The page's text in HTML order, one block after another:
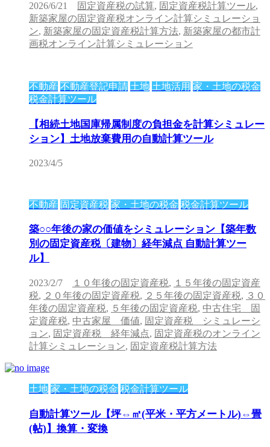
2026/6/21 固定資産税の試算, 固定資産税計算ツール,
新築家屋の固定資産税オンライン計算シミュレーショ
ン, 新築家屋の固定資産税計算方法, 新築家屋の都市計
画税オンライン計算シミュレーション
不動産 不動産登記申請 土地 土地活用 家・土地の税金
税金計算ツール
【相続土地国庫帰属制度の負担金を計算シミュレー
ション】土地放棄費用の自動計算ツール
2023/4/5
不動産 固定資産税 家・土地の税金 税金計算ツール
築○○年後の家の価値をシミュレーション【築年数
別の固定資産税〔建物〕経年減点 自動計算ツー
ル】
2023/2/7 １０年後の固定資産税, １５年後の固定資産
税, ２０年後の固定資産税, ２５年後の固定資産税, ３０
年後の固定資産税, ５年後の固定資産税, 中古住宅 固
定資産税, 中古家屋 価値, 固定資産税 シミュレーシ
ョン, 固定資産税 経年減点, 固定資産税のオンライン
計算シミュレーション, 固定資産税計算方法
土地 家・土地の税金 税金計算ツール
自動計算ツール【坪⇔㎡(平米・平方メートル)⇔畳
(帖)】換算・変換